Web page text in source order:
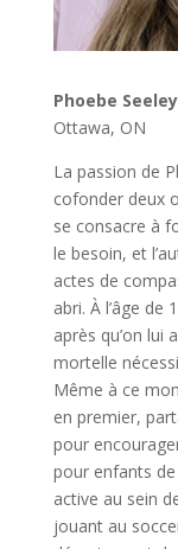
Phoebe Seeley
Ottawa, ON
La passion de
cofonder deux
se consacre à
le besoin, et
actes de
abri. À l’âge de
après qu’on lui
mortelle
Même à ce
en premier,
pour
pour enfants
active au sein
jouant au